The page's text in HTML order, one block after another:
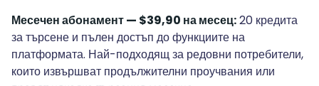
Месечен абонамент — $39,90 на месец:20 кредита
за търсене и пълен достъп до функциите на
платформата. Най-подходящ за редовни потребители,
които извършват продължителни проучвания или